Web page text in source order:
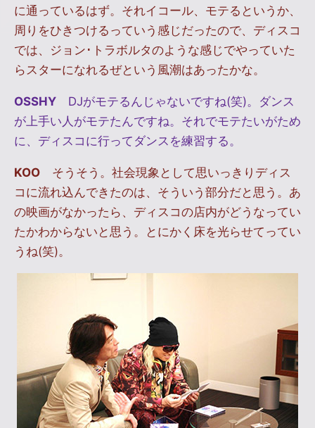
に通っているはず。それイコール、モテるというか、
周りをひきつけるっていう感じだったので、ディスコ
では、ジョン･トラボルタのような感じでやっていた
らスターになれるぜという風潮はあったかな。
OSSHY DJがモテるんじゃないですね(笑)。ダンス
が上手い人がモテたんですね。それでモテたいがため
に、ディスコに行ってダンスを練習する。
KOO そうそう。社会現象として思いっきりディス
コに流れ込んできたのは、そういう部分だと思う。あ
の映画がなかったら、ディスコの店内がどうなってい
たかわからないと思う。とにかく床を光らせてってい
うね(笑)。